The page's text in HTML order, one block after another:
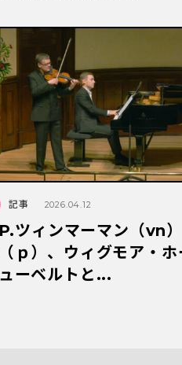
記事 2026.04.12
ツィンマーマン（vn
ｐ）、ウィグモア・ホ
ーベルトと...